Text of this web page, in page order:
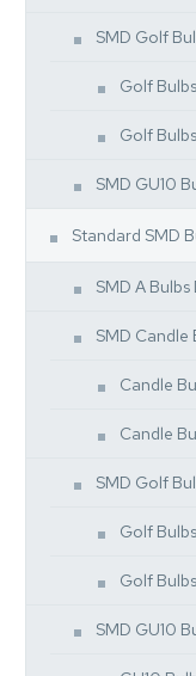
SMD Golf
Golf
Golf
SMD GU10
Standard SMD
SMD A Bulbs
SMD Candle
Candle
Candle
SMD Golf
Golf
Golf
SMD GU10